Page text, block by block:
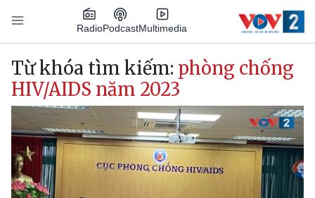
Nhảy đến nội dung
RadioPodcastMultimedia
Main navigation
Từ khóa tìm kiếm: phòng chống
HIV/AIDS năm 2023